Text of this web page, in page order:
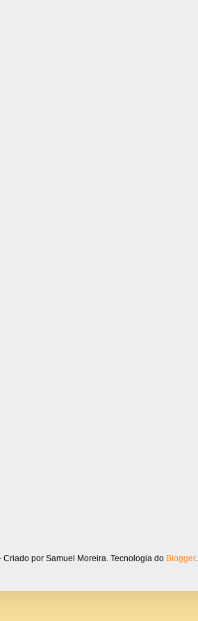
Criado por Samuel Moreira. Tecnologia do Blogger.